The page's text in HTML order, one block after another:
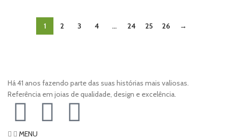
1 2 3 4 … 24 25 26 →
Há 41 anos fazendo parte das suas histórias mais valiosas.
Referência em joias de qualidade, design e excelência.
MENU